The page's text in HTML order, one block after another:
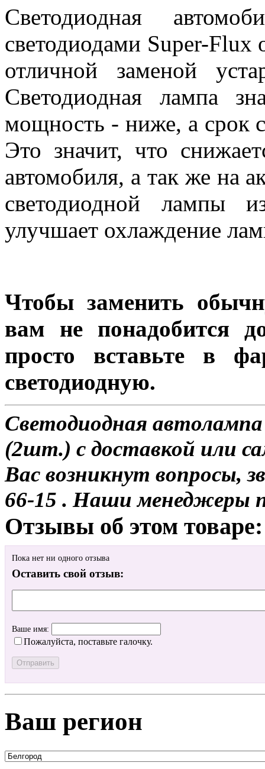
Светодиодная
светодиодами Super-
отличной заменой
Светодиодная лампа
мощность - ниже, а срок
Это значит, что
автомобиля, а так же на
светодиодной лампы
улучшает охлаждение
Чтобы заменить
вам не понадобится
просто вставьте в
светодиодную.
Светодиодная
(2шт.) с доставкой или
Вас возникнут вопросы,
66-15 . Наши менеджеры
Отзывы об этом товаре:
Пока нет ни одного отзыва
Оставить свой отзыв:
Ваше имя:
Пожалуйста, поставьте галочку.
Ваш регион